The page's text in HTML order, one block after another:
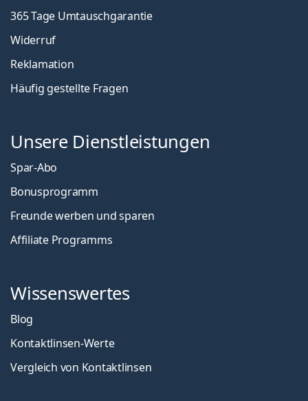
365 Tage Umtauschgarantie
Widerruf
Reklamation
Häufig gestellte Fragen
Unsere Dienstleistungen
Spar-Abo
Bonusprogramm
Freunde werben und sparen
Affiliate Programms
Wissenswertes
Blog
Kontaktlinsen-Werte
Vergleich von Kontaktlinsen